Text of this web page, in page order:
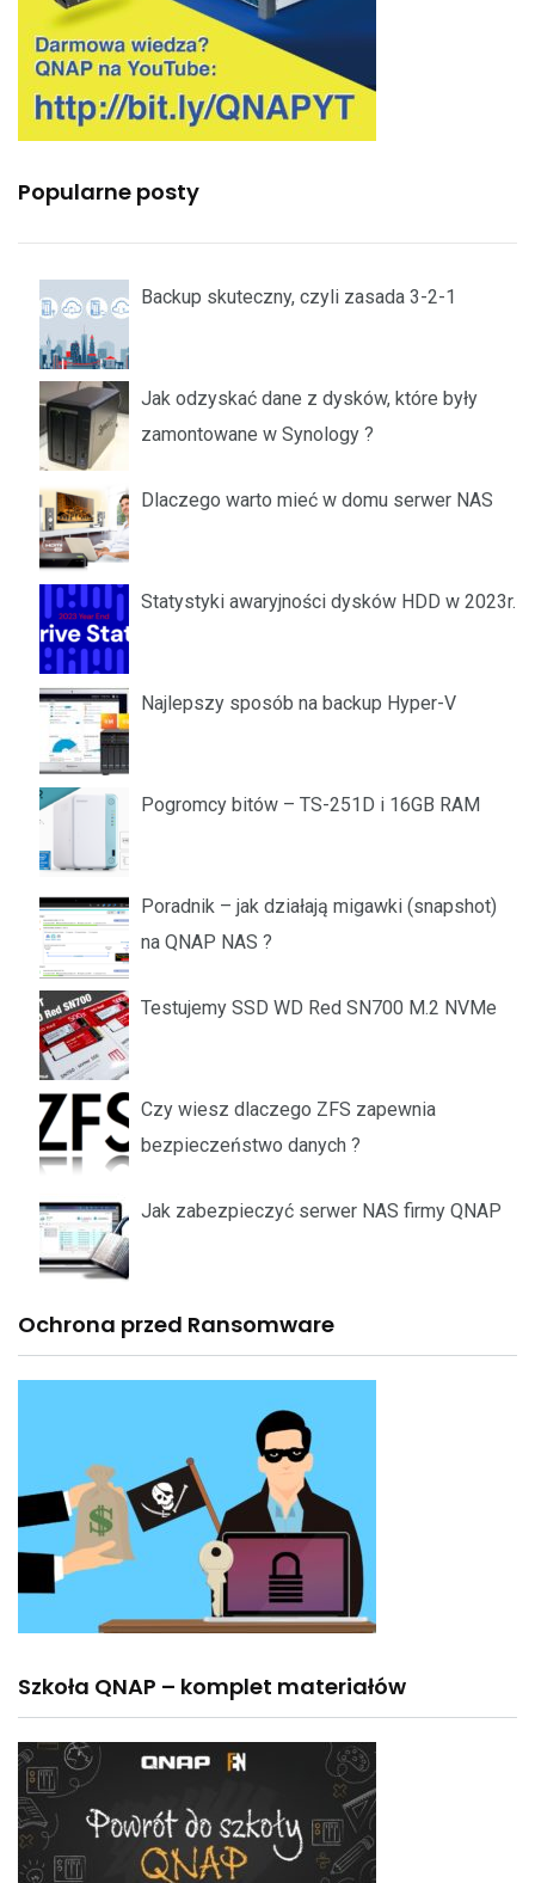
Popularne posty
Backup skuteczny, czyli zasada 3-2-1
Jak odzyskać dane z dysków, które były
zamontowane w Synology ?
Dlaczego warto mieć w domu serwer NAS
Statystyki awaryjności dysków HDD w 2023r.
Najlepszy sposób na backup Hyper-V
Pogromcy bitów – TS-251D i 16GB RAM
Poradnik – jak działają migawki (snapshot)
na QNAP NAS ?
Testujemy SSD WD Red SN700 M.2 NVMe
Czy wiesz dlaczego ZFS zapewnia
bezpieczeństwo danych ?
Jak zabezpieczyć serwer NAS firmy QNAP
Ochrona przed Ransomware
Szkoła QNAP – komplet materiałów